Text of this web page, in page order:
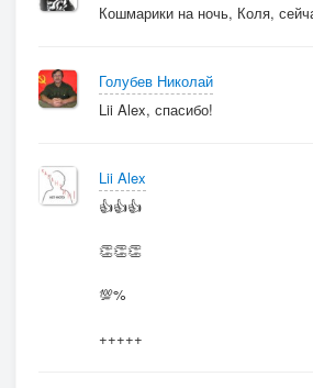
Вся площадь восторга полна,
Пьянеет толпа без вина.
Суставы колен и локтей
Чуть-чуть на Венеру похож.
Ни милость монарха, ни бог.
Доволен? Но это не все,
На все бы преступник пошел,
Кошмарики на ночь, Коля,
Голубев Николай
Lii Alex, спасибо!
Lii Alex
👍👍👍
👏👏👏
💯%
+++++